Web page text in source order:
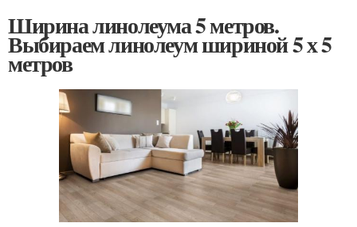
Ширина линолеума 5 метров.
Выбираем линолеум шириной 5 х 5
метров